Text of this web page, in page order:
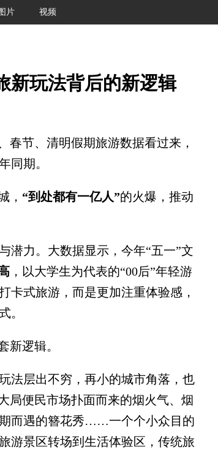
片 视频
玩法背后的新逻辑
节、清明假期旅游数据看过来，
同期。
， “到处都有一亿人”的火爆，推动
力。大数据显示，今年“五一”文
，以大学生为代表的“00后”年轻游
卡式旅游，而是更加注重体验感，
。
逻辑。
层出不穷，再小的城市角落，也
局便民市场扑面而来的烟火气、烟
而遇的簪花秀……一个个小众目的
游景区转场到生活体验区，传统旅